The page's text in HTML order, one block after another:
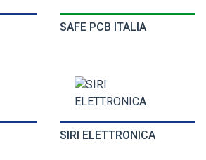
SAFE PCB ITALIA
SIRI ELETTRONICA